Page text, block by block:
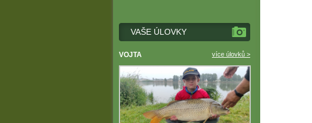
VAŠE ÚLOVKY
VOJTA více úlovků >